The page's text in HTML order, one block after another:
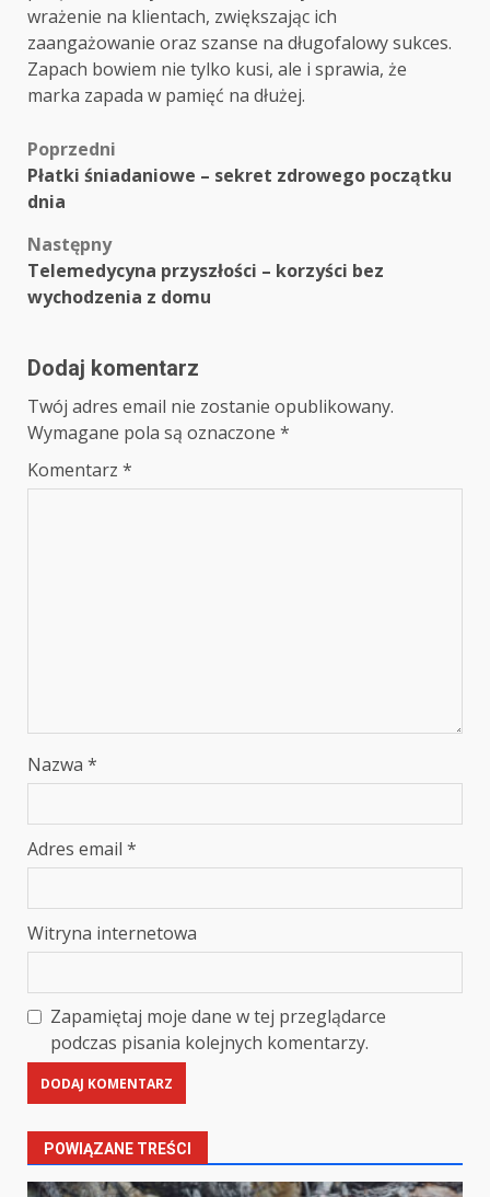
wrażenie na klientach, zwiększając ich
zaangażowanie oraz szanse na długofalowy sukces.
Zapach bowiem nie tylko kusi, ale i sprawia, że
marka zapada w pamięć na dłużej.
Zobacz
wpisy
Poprzedni
Płatki śniadaniowe – sekret zdrowego początku
dnia
Następny
Telemedycyna przyszłości – korzyści bez
wychodzenia z domu
Dodaj komentarz
Twój adres email nie zostanie opublikowany.
Wymagane pola są oznaczone *
Komentarz *
Nazwa *
Adres email *
Witryna internetowa
Zapamiętaj moje dane w tej przeglądarce
podczas pisania kolejnych komentarzy.
POWIĄZANE TREŚCI